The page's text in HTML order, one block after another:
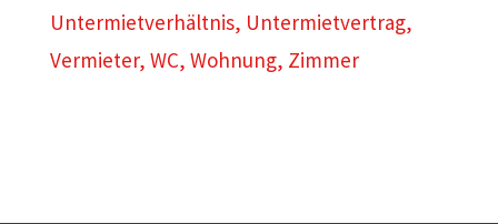
Untermietverhältnis, Untermietvertrag,
Vermieter, WC, Wohnung, Zimmer